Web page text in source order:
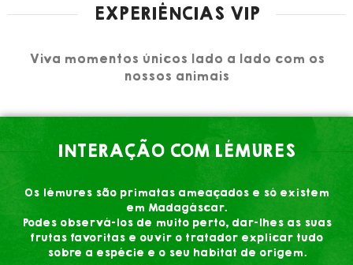
EXPERIÊNCIAS VIP
Viva momentos únicos lado a lado com os
nossos animais
INTERAÇÃO COM LÉMURES
Os lémures são primatas ameaçados e só existem
em Madagáscar.
Podes observá-los de muito perto, dar-lhes as suas
frutas favoritas e ouvir o tratador explicar tudo
sobre a espécie e o seu habitat de origem.